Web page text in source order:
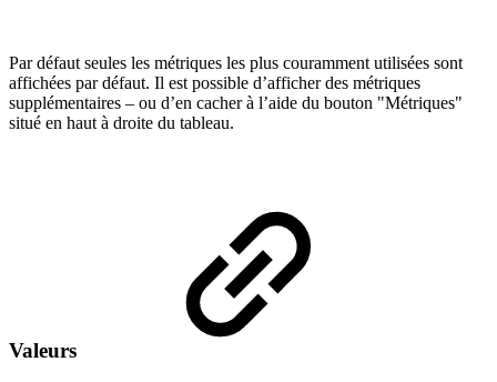
Par défaut seules les métriques les plus couramment utilisées sont
affichées par défaut. Il est possible d’afficher des métriques
supplémentaires – ou d’en cacher à l’aide du bouton "Métriques"
situé en haut à droite du tableau.
Valeurs